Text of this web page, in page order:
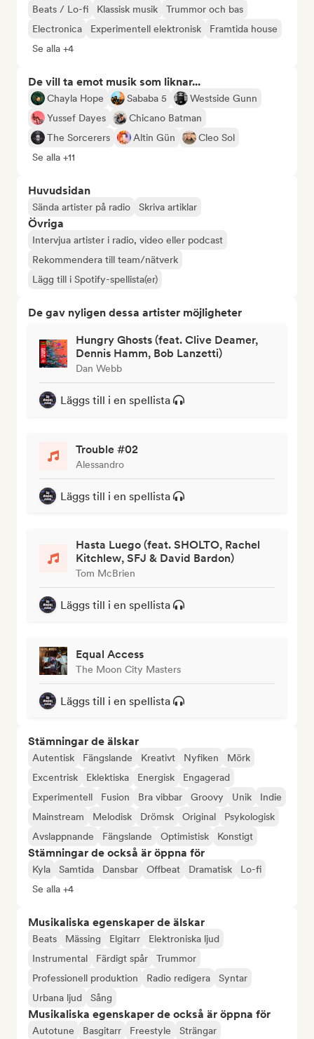
Beats / Lo-fi Klassisk musik
Trummor och bas
Electronica
Experimentell elektronisk
Framtida house
Se alla +4
De vill ta emot musik som liknar...
Chayla Hope Sababa 5
Westside Gunn
Yussef Dayes
Chicano Batman
The Sorcerers
Altin Gün
Cleo Sol
Se alla +11
Huvudsidan
Sända artister på radio Skriva artiklar
Övriga
Intervjua artister i radio, video eller podcast
Rekommendera till team/nätverk
Lägg till i Spotify-spellista(er)
De gav nyligen dessa artister möjligheter
Hungry Ghosts (feat. Clive Deamer,
Dennis Hamm, Bob Lanzetti)
Dan Webb
Läggs till i en spellista
Trouble #02
Alessandro
Läggs till i en spellista
Hasta Luego (feat. SHOLTO, Rachel
Kitchlew, SFJ & David Bardon)
Tom McBrien
Läggs till i en spellista
Equal Access
The Moon City Masters
Läggs till i en spellista
Stämningar de älskar
Autentisk Fängslande Kreativt Nyfiken
Mörk
Excentrisk
Eklektiska Energisk
Engagerad
Experimentell
Fusion Bra vibbar Groovy Unik
Indie
Mainstream
Melodisk Drömsk Original
Psykologisk
Avslappnande
Fängslande Optimistisk Konstigt
Stämningar de också är öppna för
Kyla Samtida Dansbar Offbeat Dramatisk
Lo-fi
Se alla +4
Musikaliska egenskaper de älskar
Beats Mässing Elgitarr
Elektroniska ljud
Instrumental
Färdigt spår
Trummor
Professionell produktion
Radio redigera
Syntar
Urbana ljud
Sång
Musikaliska egenskaper de också är öppna för
Autotune Basgitarr Freestyle Strängar